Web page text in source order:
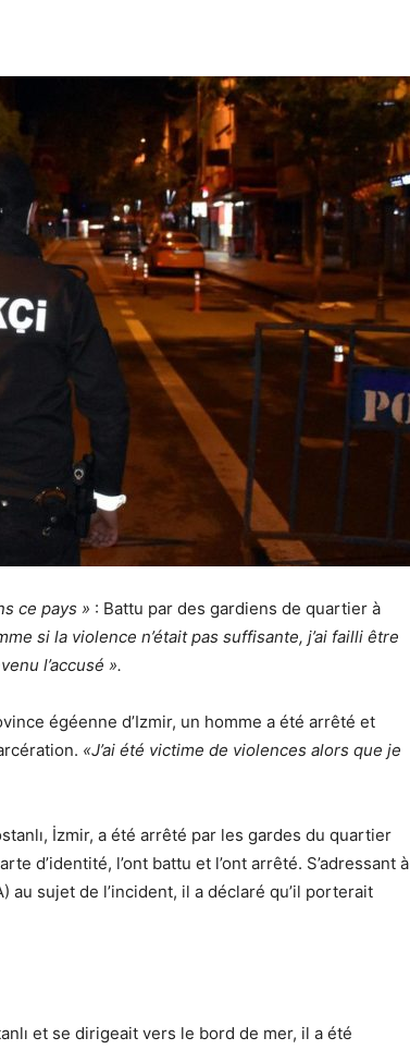
ce pays » : Battu par des gardiens de quartier à
si la violence n’était pas suffisante, j’ai failli être
l’accusé ».
égéenne d’Izmir, un homme a été arrêté et
«J’ai été victime de violences alors que je
İzmir, a été arrêté par les gardes du quartier
d’identité, l’ont battu et l’ont arrêté. S’adressant à
au sujet de l’incident, il a déclaré qu’il porterait
et se dirigeait vers le bord de mer, il a été